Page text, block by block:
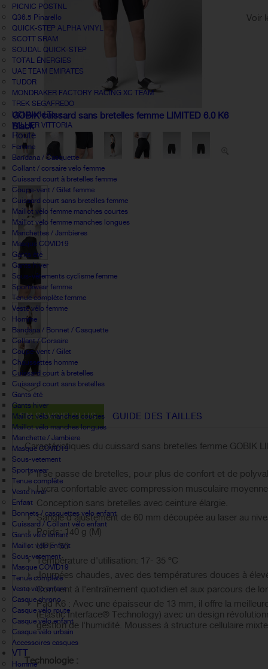
PICNIC POSTNL
Q36.5 Pinarello
QUICK-STEP ALPHA VINYL
SCOTT SRAM
SOUDAL QUICK-STEP
TOTAL ÉNERGIES
UAE TEAM EMIRATES
TUDOR
MONDRAKER FACTORY RACING XC TEAM
TREK SEGAFREDO
UCI World Tour
WILLIER VITTORIA
Route
Femme
Bandana / Casquette
Collant / corsaire velo femme
Cuissard court à bretelles femme
Coupe-vent / Gilet femme
Cuissard court sans bretelles femme
Maillot vélo femme manches courtes
Maillot velo femme manches longues
Manchettes / Jambieres
Masque COVID19
Gants été
Gants hiver
Sous-vêtements cyclisme femme
Sportswear femme
Tenue complète femme
Veste vélo femme
Homme
Bandana / Bonnet / Casquette
Collant / Corsaire
Coupe-vent / Gilet
Chaussettes homme
Cuissard court à bretelles
Cuissard court sans bretelles
Gants été
Gants hiver
Maillot vélo manches courtes
Maillot vélo manches longues
Manchette / Jambiere
Masque COVID19
Sous-vetement
Sportswear
Tenue complète
Veste hiver
Enfant
Bonnets / casquettes velo enfant
Cuissard / Collant vélo enfant
Gants vélo enfant
Maillot vélo enfant
Sous-vetement
Masque COVID19
Tenue complète
Veste vélo enfant
Casque chrono
Casque vélo route
Casque vélo enfant
Casque vélo urbain
Accessoires casques
VTT
Homme
GOBIK cuissard sans bretelles femme LIMITED 6.0 K6
Black
Voir
EN SAVOIR PLUS GUIDE DES TAILLES
Caractéristiques du cuissard sans bretelles femme GOBIK
Il se passe de bretelles, pour plus de confort et de
Lycra confortable avec compression musculaire
Conception sans bretelles avec ceinture élargie.
Sangle d'ajustement de 60 mm découpée au laser au
Poids: 140 g (M)
UPF: 50
Température d'utilisation: 17- 35 ºC
Journées chaudes, avec des températures douces à
Convient à l'entraînement quotidien et aux parcours de
Pad K6 : Avec une épaisseur de 13 mm, il offre la
(Elastic Interface® Technology) avec un design
gestion de l'humidité. Mousses à structure cellulaire
Technologie :